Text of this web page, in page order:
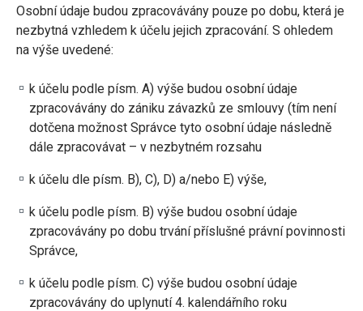
Osobní údaje budou zpracovávány pouze po dobu, která je
nezbytná vzhledem k účelu jejich zpracování. S ohledem
na výše uvedené:
k účelu podle písm. A) výše budou osobní údaje
zpracovávány do zániku závazků ze smlouvy (tím není
dotčena možnost Správce tyto osobní údaje následně
dále zpracovávat – v nezbytném rozsahu
k účelu dle písm. B), C), D) a/nebo E) výše,
k účelu podle písm. B) výše budou osobní údaje
zpracovávány po dobu trvání příslušné právní povinnosti
Správce,
k účelu podle písm. C) výše budou osobní údaje
zpracovávány do uplynutí 4. kalendářního roku